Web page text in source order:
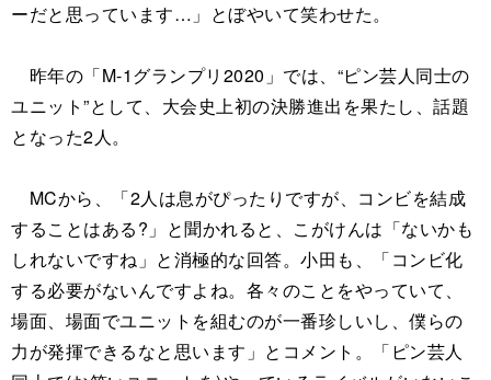
ーだと思っています…」とぼやいて笑わせた。
昨年の「M-1グランプリ2020」では、“ピン芸人同士の
ユニット”として、大会史上初の決勝進出を果たし、話題
となった2人。
MCから、「2人は息がぴったりですが、コンビを結成
することはある?」と聞かれると、こがけんは「ないかも
しれないですね」と消極的な回答。小田も、「コンビ化
する必要がないんですよね。各々のことをやっていて、
場面、場面でユニットを組むのが一番珍しいし、僕らの
力が発揮できるなと思います」とコメント。「ピン芸人